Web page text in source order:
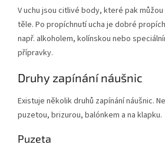
V uchu jsou citlivé body, které pak
těle. Po propíchnutí ucha je dobré
např. alkoholem, kolínskou nebo
přípravky.
Druhy zapínání náušnic
Existuje několik druhů zapínání náušnic.
puzetou, brizurou, balónkem a na klapku.
Puzeta